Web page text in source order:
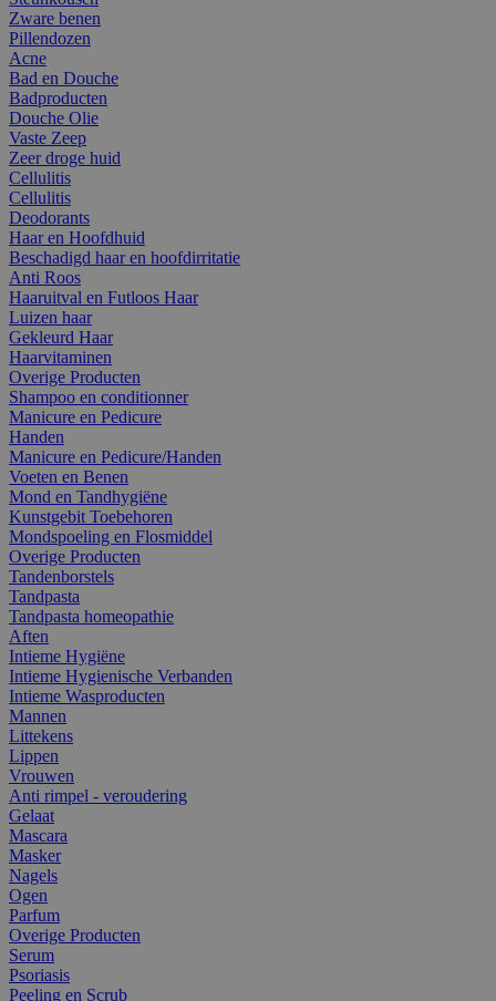
Zware benen
Pillendozen
Acne
Bad en Douche
Badproducten
Douche Olie
Vaste Zeep
Zeer droge huid
Cellulitis
Cellulitis
Deodorants
Haar en Hoofdhuid
Beschadigd haar en hoofdirritatie
Anti Roos
Haaruitval en Futloos Haar
Luizen haar
Gekleurd Haar
Haarvitaminen
Overige Producten
Shampoo en conditionner
Manicure en Pedicure
Handen
Manicure en Pedicure/Handen
Voeten en Benen
Mond en Tandhygiëne
Kunstgebit Toebehoren
Mondspoeling en Flosmiddel
Overige Producten
Tandenborstels
Tandpasta
Tandpasta homeopathie
Aften
Intieme Hygiëne
Intieme Hygienische Verbanden
Intieme Wasproducten
Mannen
Littekens
Lippen
Vrouwen
Anti rimpel - veroudering
Gelaat
Mascara
Masker
Nagels
Ogen
Parfum
Overige Producten
Serum
Psoriasis
Peeling en Scrub